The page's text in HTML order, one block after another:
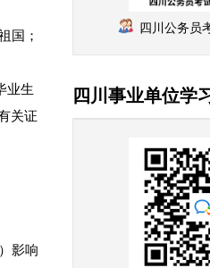
国；
业生
关证
影响
四川公务员
四川事业单位学